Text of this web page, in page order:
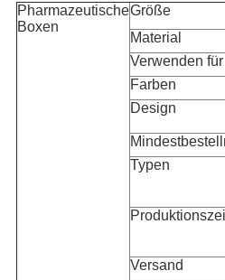
Pharmazeutische
Boxen
Größe
Material
Verwenden für
Farben
Design
Typen
Versand